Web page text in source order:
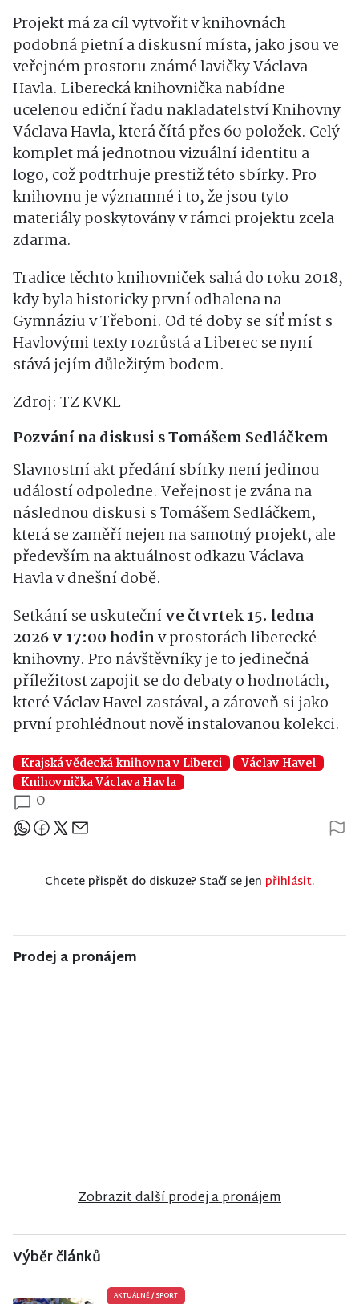
Projekt má za cíl vytvořit v knihovnách
podobná pietní a diskusní místa, jako jsou ve
veřejném prostoru známé lavičky Václava
Havla. Liberecká knihovnička nabídne
ucelenou ediční řadu nakladatelství Knihovny
Václava Havla, která čítá přes 60 položek. Celý
komplet má jednotnou vizuální identitu a
logo, což podtrhuje prestiž této sbírky. Pro
knihovnu je významné i to, že jsou tyto
materiály poskytovány v rámci projektu zcela
zdarma.
Tradice těchto knihovniček sahá do roku 2018,
kdy byla historicky první odhalena na
Gymnáziu v Třeboni. Od té doby se síť míst s
Havlovými texty rozrůstá a Liberec se nyní
stává jejím důležitým bodem.
Zdroj: TZ KVKL
Pozvání na diskusi s Tomášem Sedláčkem
Slavnostní akt předání sbírky není jedinou
událostí odpoledne. Veřejnost je zvána na
následnou diskusi s Tomášem Sedláčkem,
která se zaměří nejen na samotný projekt, ale
především na aktuálnost odkazu Václava
Havla v dnešní době.
Setkání se uskutečníve čtvrtek 15. ledna
2026 v 17:00 hodinv prostorách liberecké
knihovny. Pro návštěvníky je to jedinečná
příležitost zapojit se do debaty o hodnotách,
které Václav Havel zastával, a zároveň si jako
první prohlédnout nově instalovanou kolekci.
Krajská vědecká knihovna v Liberci
Václav Havel
Knihovnička Václava Havla
0
Sdílejte článek
Chcete přispět do diskuze? Stačí se jen přihlásit.
Prodej a pronájem
Zobrazit další prodej a pronájem
Výběr článků
AKTUÁLNĚ/SPORT